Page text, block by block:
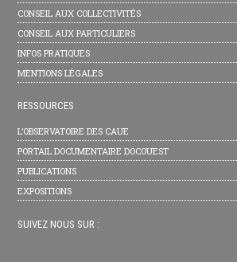
CONSEIL AUX COLLECTIVITÉS
CONSEIL AUX PARTICULIERS
INFOS PRATIQUES
MENTIONS LÉGALES
RESSOURCES
L’OBSERVATOIRE DES CAUE
PORTAIL DOCUMENTAIRE DOCOUEST
PUBLICATIONS
EXPOSITIONS
SUIVEZ NOUS SUR :